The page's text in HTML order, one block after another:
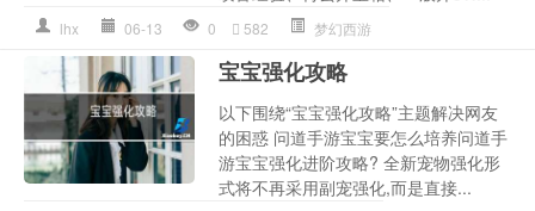
lhx 06-13 0 582 梦幻西游
宝宝强化攻略
以下围绕“宝宝强化攻略”主题解决网友
的困惑 问道手游宝宝要怎么培养问道手
游宝宝强化进阶攻略? 全新宠物强化形
式将不再采用副宠强化,而是直接...